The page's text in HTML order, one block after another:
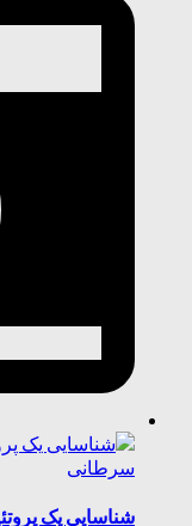
شناسایی یک